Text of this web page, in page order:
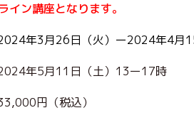
ン講座となります。
3月26日（火）ー2024年4月15
5月11日（土）13ー17時
円（税込）